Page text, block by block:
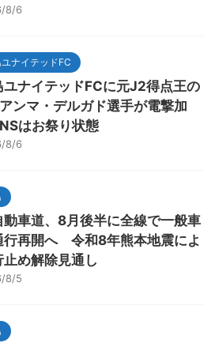
8/6
ユナイテッドFC
ユナイテッドFCに元J2得点王の
ンマ・デルガド選手が電撃加
はお祭り状態
8/6
動車道、8月後半に全線で一般車
行再開へ 令和8年熊本地震によ
止め解除見通し
8/5